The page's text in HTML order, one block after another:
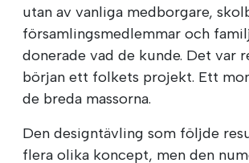
utan av vanliga medborgare,
församlingsmedlemmar och
donerade vad de kunde. Det var
början ett folkets projekt. Ett
de breda massorna.
Den designtävling som följde
flera olika koncept, men den